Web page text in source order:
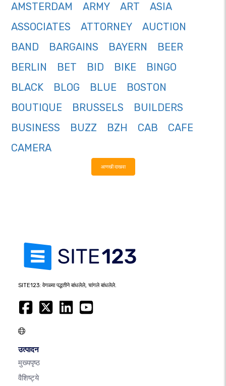
AMSTERDAM
ARMY ART
ASIA
ASSOCIATES
ATTORNEY
AUCTION
BAND
BARGAINS BAYERN
BEER
BERLIN
BET BID BIKE
BINGO
BLACK
BLOG BLUE
BOSTON
BOUTIQUE
BRUSSELS
BUILDERS
BUSINESS
BUZZ BZH CAB
CAFE
CAMERA
आणखी दाखवा
SITE123: वेगळ्या पद्धतीने बांधलेले, चांगले बांधलेले.
उत्पादन
मुख्यपृष्ठ
वैशिष्ट्ये